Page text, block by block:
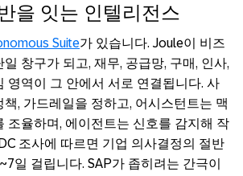
을 잇는 인텔리전스
Suite가 있습니다. Joule이 비즈
창구가 되고, 재무, 공급망, 구매, 인사,
영역이 그 안에서 서로 연결됩니다. 사
, 가드레일을 정하고, 어시스턴트는 맥
조율하며, 에이전트는 신호를 감지해 작
조사에 따르면 기업 의사결정의 절반
일 걸립니다. SAP가 좁히려는 간극이